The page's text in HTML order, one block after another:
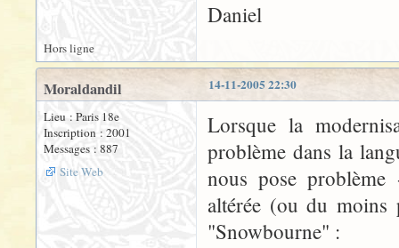
Daniel
Hors ligne
14-11-2005 22:30
Moraldandil
Lieu : Paris 18e
Inscription : 2001
Messages : 887
Site Web
Lorsque la
problème dans la
nous pose
altérée (ou du moins
"Snowbourne" :